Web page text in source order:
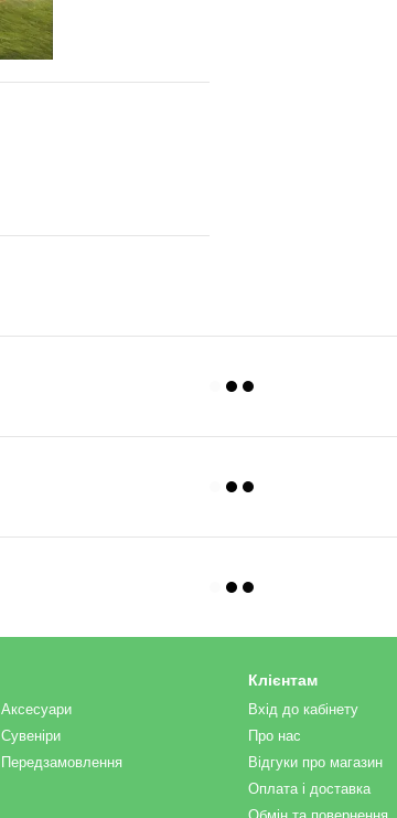
Аксесуари
Сувеніри
Передзамовлення
Клієнтам
Вхід до кабінету
Про нас
Відгуки про магазин
Оплата і доставка